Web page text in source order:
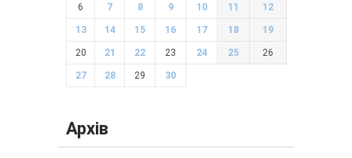
6 7 8 9 10 11 12
13 14 15 16 17 18 19
20 21 22 23 24 25 26
27 28 29 30
Архів